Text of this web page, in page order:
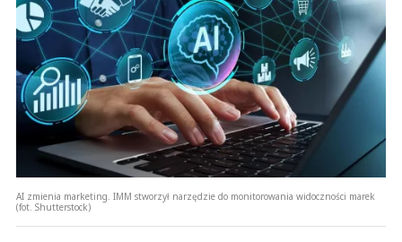
AI zmienia marketing. IMM stworzył narzędzie do monitorowania widoczności marek
(fot. Shutterstock)